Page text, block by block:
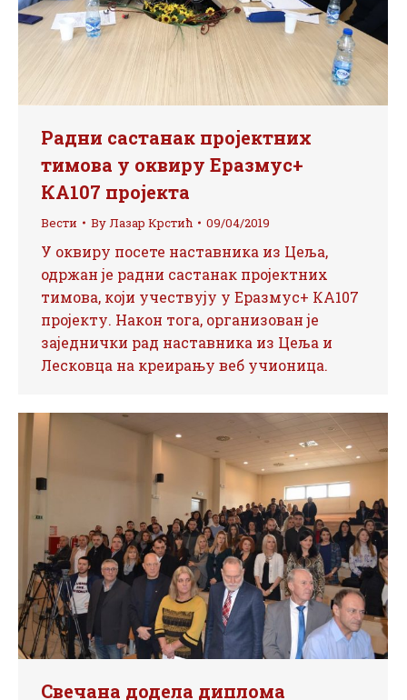
Радни састанак пројектних
тимова у оквиру Еразмус+
КА107 пројекта
Вести By Лазар Крстић 09/04/2019
У оквиру посете наставника из Цеља,
одржан је радни састанак пројектних
тимова, који учествују у Еразмус+ КА107
пројекту. Након тога, организован је
заједнички рад наставника из Цеља и
Лесковца на креирању веб учионица.
Свечана додела диплома